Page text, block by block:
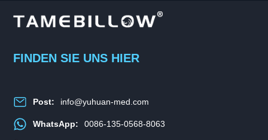
FINDEN SIE UNS HIER
Post: info@yuhuan-med.com
WhatsApp: 0086-135-0568-8063